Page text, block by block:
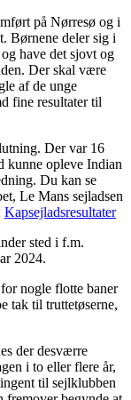
på Nørresø og i
Børnene deler sig i
have det sjovt og
Der skal være
af de unge
fine resultater til
Der var 16
kunne opleve Indian
Du kan se
Le Mans sejladsen
Kapsejladsresultater
sted i f.m.
2024.
nogle flotte baner
tak til truttetøserne,
der desværre
i to eller flere år,
til sejlklubben